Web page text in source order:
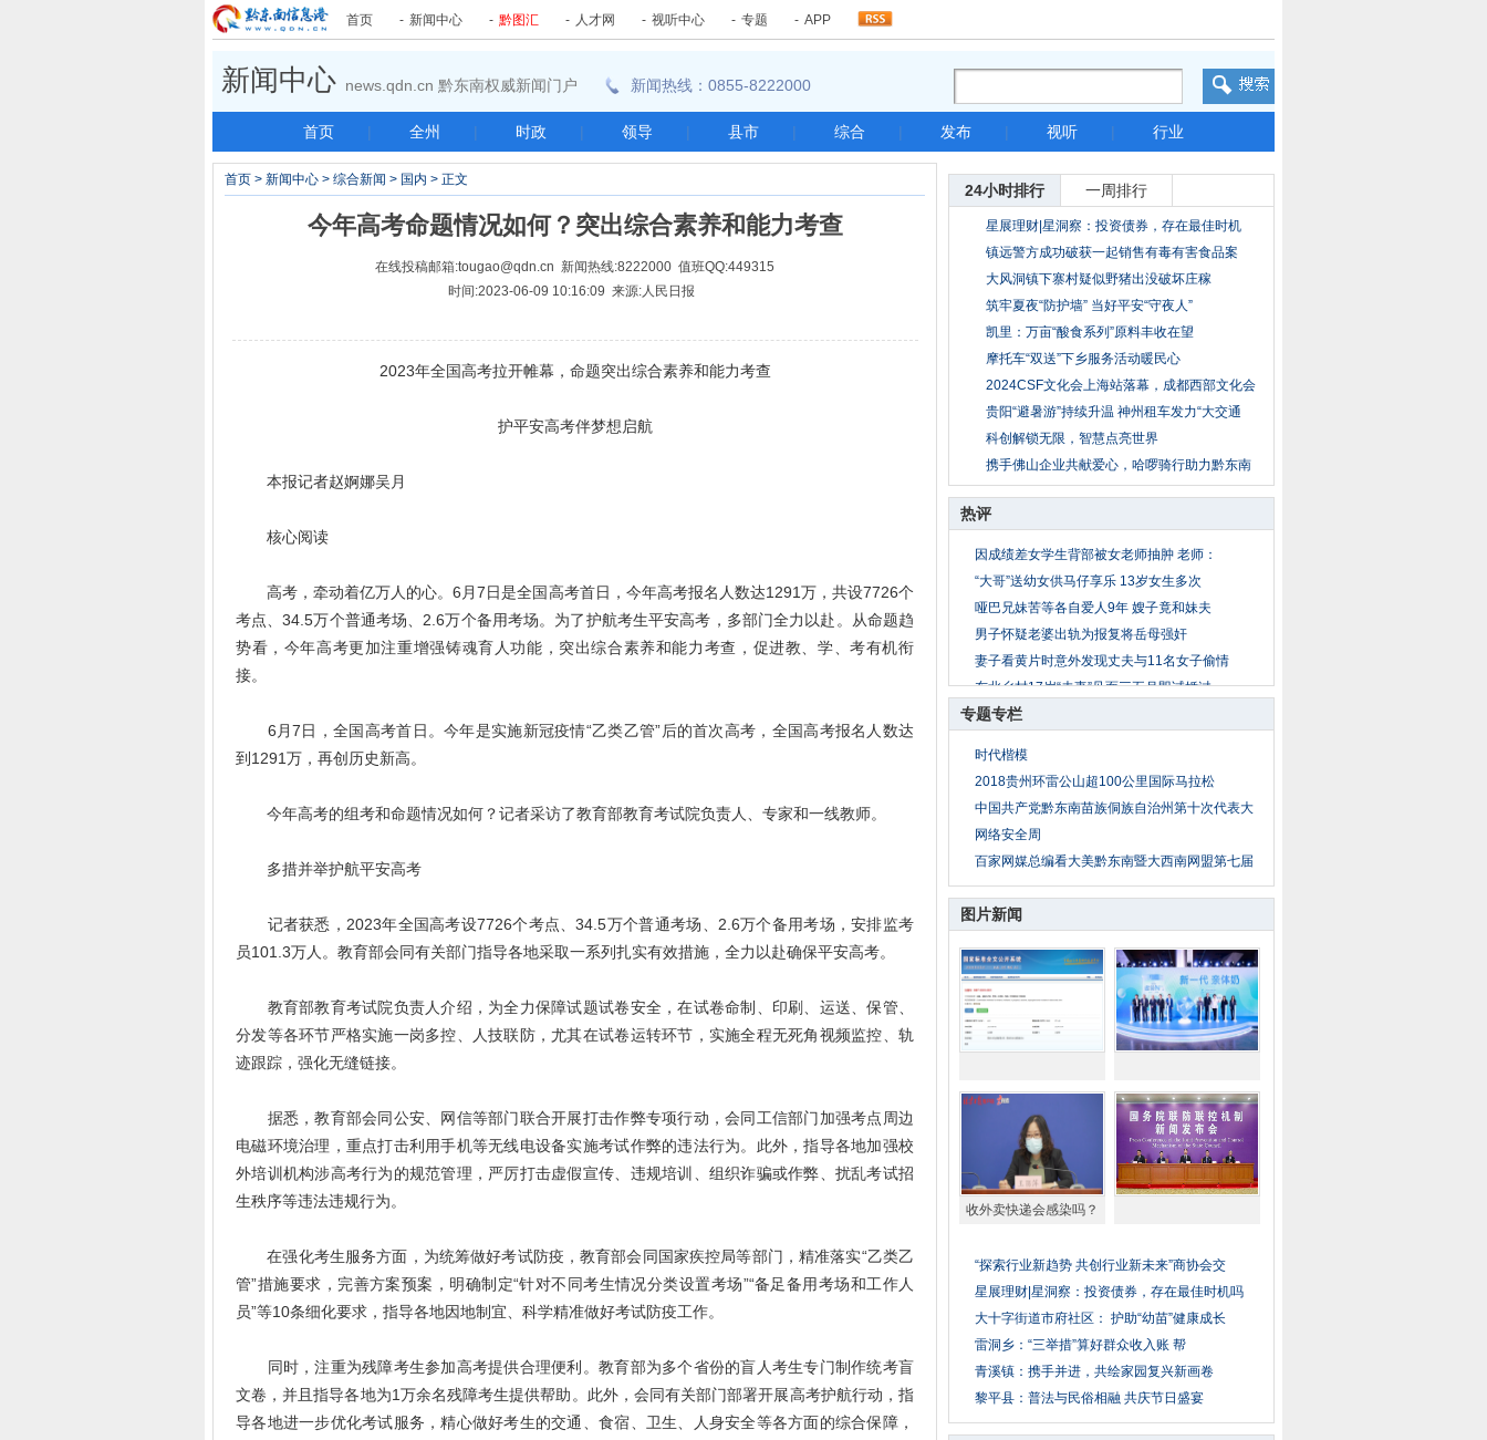
首页 - 新闻中心 - 黔图汇 - 人才网 - 视听中心 - 专题 - APP
新闻中心 news.qdn.cn 黔东南权威新闻门户 新闻热线：0855-8222000
首页 | 全州 | 时政 | 领导 | 县市 | 综合 | 发布 | 视听 | 行业
24小时排行 一周排行
星展理财|星洞察：投资债券，存在最佳时机
吗？
镇远警方成功破获一起销售有毒有害食品案
大风洞镇下寨村疑似野猪出没破坏庄稼
筑牢夏夜“防护墙” 当好平安“守夜人”
凯里：万亩“酸食系列”原料丰收在望
摩托车“双送”下乡服务活动暖民心
2024CSF文化会上海站落幕，成都西部文化会
再见
贵阳“避暑游”持续升温 神州租车发力“大交通
科创解锁无限，智慧点亮世界
携手佛山企业共献爱心，哈啰骑行助力黔东南
热评
因成绩差女学生背部被女老师抽肿 老师：
“大哥”送幼女供马仔享乐 13岁女生多次
哑巴兄妹苦等各自爱人9年 嫂子竟和妹夫
男子怀疑老婆出轨为报复将岳母强奸
妻子看黄片时意外发现丈夫与11名女子偷情
东北乡村17岁“夫妻”见面三五月即试婚过
公公遇儿媳妇与男同事吃饭 疑两人暧昧暴
专题专栏
时代楷模
2018贵州环雷公山超100公里国际马拉松
中国共产党黔东南苗族侗族自治州第十次代表大
网络安全周
百家网媒总编看大美黔东南暨大西南网盟第七届
图片新闻
收外卖快递会感染吗？
“探索行业新趋势 共创行业新未来”商协会交
星展理财|星洞察：投资债券，存在最佳时机吗
大十字街道市府社区： 护助“幼苗”健康成长
雷洞乡：“三举措”算好群众收入账 帮
青溪镇：携手并进，共绘家园复兴新画卷
黎平县：普法与民俗相融 共庆节日盛宴
首页 > 新闻中心 > 综合新闻 > 国内 > 正文
今年高考命题情况如何？突出综合素养和能力考查
在线投稿邮箱:tougao@qdn.cn 新闻热线:8222000 值班QQ:449315
时间:2023-06-09 10:16:09 来源:人民日报
2023年全国高考拉开帷幕，命题突出综合素养和能力考查
护平安高考伴梦想启航
本报记者赵婀娜吴月
核心阅读
高考，牵动着亿万人的心。6月7日是全国高考首日，今年高考报名人数达1291万，共设7726个
考点、34.5万个普通考场、2.6万个备用考场。为了护航考生平安高考，多部门全力以赴。从命题趋
势看，今年高考更加注重增强铸魂育人功能，突出综合素养和能力考查，促进教、学、考有机衔
接。
6月7日，全国高考首日。今年是实施新冠疫情“乙类乙管”后的首次高考，全国高考报名人数达
到1291万，再创历史新高。
今年高考的组考和命题情况如何？记者采访了教育部教育考试院负责人、专家和一线教师。
多措并举护航平安高考
记者获悉，2023年全国高考设7726个考点、34.5万个普通考场、2.6万个备用考场，安排监考
员101.3万人。教育部会同有关部门指导各地采取一系列扎实有效措施，全力以赴确保平安高考。
教育部教育考试院负责人介绍，为全力保障试题试卷安全，在试卷命制、印刷、运送、保管、
分发等各环节严格实施一岗多控、人技联防，尤其在试卷运转环节，实施全程无死角视频监控、轨
迹跟踪，强化无缝链接。
据悉，教育部会同公安、网信等部门联合开展打击作弊专项行动，会同工信部门加强考点周边
电磁环境治理，重点打击利用手机等无线电设备实施考试作弊的违法行为。此外，指导各地加强校
外培训机构涉高考行为的规范管理，严厉打击虚假宣传、违规培训、组织诈骗或作弊、扰乱考试招
生秩序等违法违规行为。
在强化考生服务方面，为统筹做好考试防疫，教育部会同国家疾控局等部门，精准落实“乙类乙
管”措施要求，完善方案预案，明确制定“针对不同考生情况分类设置考场”“备足备用考场和工作人
员”等10条细化要求，指导各地因地制宜、科学精准做好考试防疫工作。
同时，注重为残障考生参加高考提供合理便利。教育部为多个省份的盲人考生专门制作统考盲
文卷，并且指导各地为1万余名残障考生提供帮助。此外，会同有关部门部署开展高考护航行动，指
导各地进一步优化考试服务，精心做好考生的交通、食宿、卫生、人身安全等各方面的综合保障，